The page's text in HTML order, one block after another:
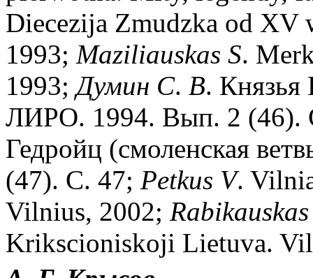
Diecezija Zmudzka od XV
1993; Maziliauskas S.
1993;Думин С. В. Князья
ЛИРО. 1994. Вып. 2 (46).
Гедройц (смоленская
(47). С. 47; Petkus V.
Vilnius, 2002; Rabikauskas
Krikscioniskoji Lietuva.